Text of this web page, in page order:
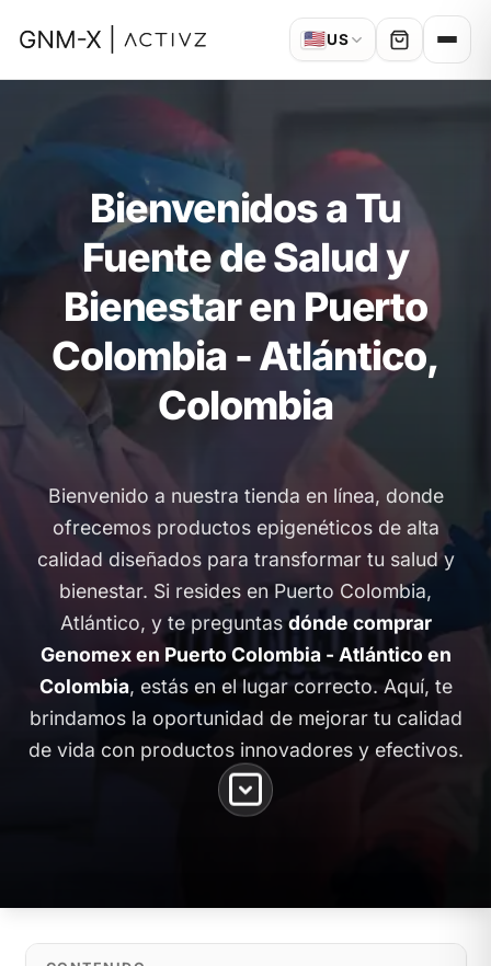
🇺🇸US
Bienvenidos a Tu
Fuente de Salud y
Bienestar en Puerto
Colombia - Atlántico,
Colombia
Bienvenido a nuestra tienda en línea, donde
ofrecemos productos epigenéticos de alta
calidad diseñados para transformar tu salud y
bienestar. Si resides en Puerto Colombia,
Atlántico, y te preguntasdónde comprar
Genomex en Puerto Colombia - Atlántico en
Colombia, estás en el lugar correcto. Aquí, te
brindamos la oportunidad de mejorar tu calidad
de vida con productos innovadores y efectivos.